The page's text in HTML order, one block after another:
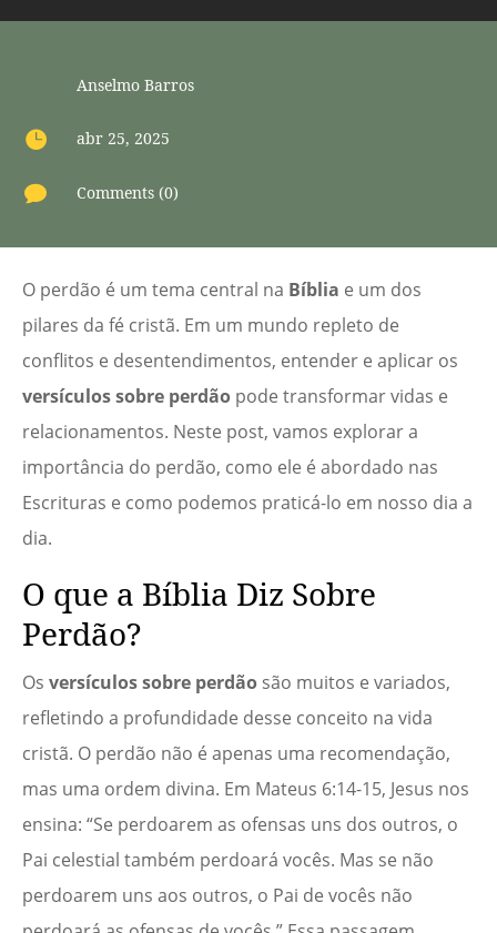
Anselmo Barros
 abr 25, 2025
 Comments (0)
O perdão é um tema central na Bíblia e um dos
pilares da fé cristã. Em um mundo repleto de
conflitos e desentendimentos, entender e aplicar os
versículos sobre perdão pode transformar vidas e
relacionamentos. Neste post, vamos explorar a
importância do perdão, como ele é abordado nas
Escrituras e como podemos praticá-lo em nosso dia a
dia.
O que a Bíblia Diz Sobre
Perdão?
Os versículos sobre perdão são muitos e variados,
refletindo a profundidade desse conceito na vida
cristã. O perdão não é apenas uma recomendação,
mas uma ordem divina. Em Mateus 6:14-15, Jesus nos
ensina: “Se perdoarem as ofensas uns dos outros, o
Pai celestial também perdoará vocês. Mas se não
perdoarem uns aos outros, o Pai de vocês não